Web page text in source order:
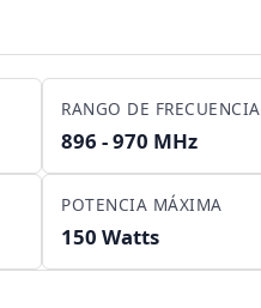
RANGO DE FRECUENCIA
896 - 970 MHz
POTENCIA MÁXIMA
150 Watts